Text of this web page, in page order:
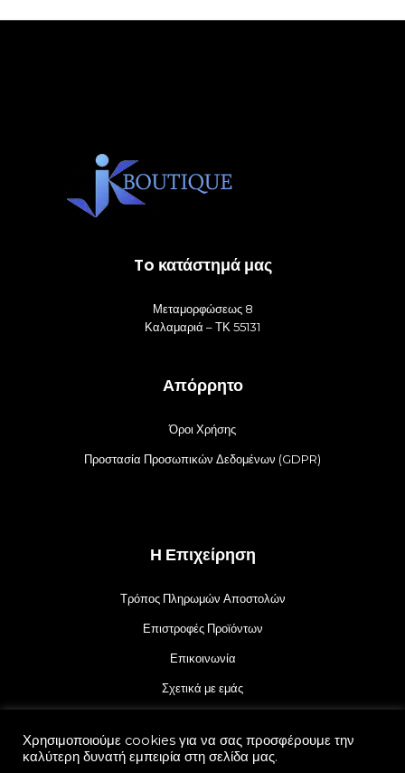
To κατάστημά μας
Μεταμορφώσεως 8
Καλαμαριά – ΤΚ 55131
Απόρρητο
Όροι Χρήσης
Προστασία Προσωπικών Δεδομένων (GDPR)
Η Επιχείρηση
Τρόπος Πληρωμών Αποστολών
Επιστροφές Προϊόντων
Επικοινωνία
Σχετικά με εμάς
Χρησιμοποιούμε cookies για να σας προσφέρουμε την
καλύτερη δυνατή εμπειρία στη σελίδα μας.